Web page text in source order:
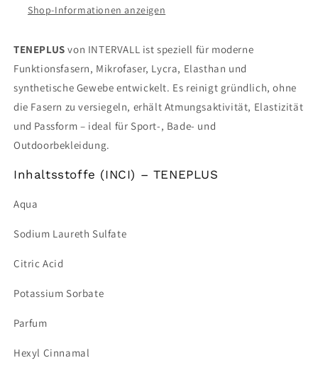
Shop-Informationen anzeigen
TENEPLUS von INTERVALL ist speziell für moderne
Funktionsfasern, Mikrofaser, Lycra, Elasthan und
synthetische Gewebe entwickelt. Es reinigt gründlich, ohne
die Fasern zu versiegeln, erhält Atmungsaktivität, Elastizität
und Passform – ideal für Sport-, Bade- und
Outdoorbekleidung.
Inhaltsstoffe (INCI) – TENEPLUS
Aqua
Sodium Laureth Sulfate
Citric Acid
Potassium Sorbate
Parfum
Hexyl Cinnamal